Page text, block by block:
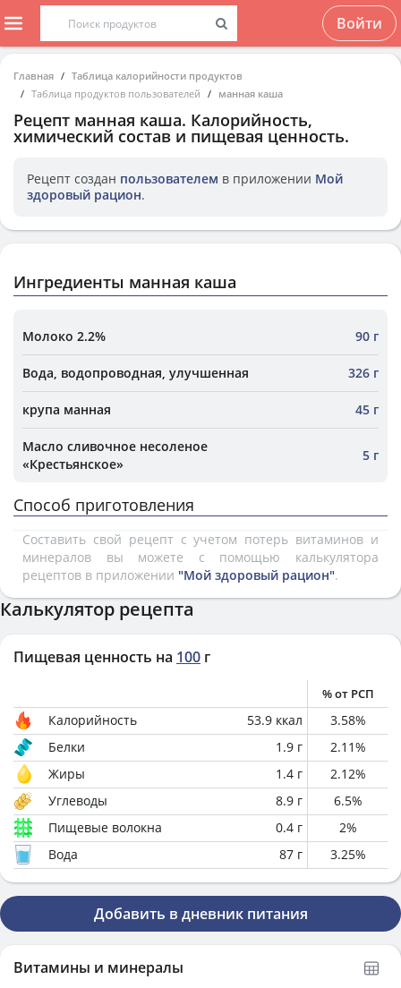
Войти
Главная
Таблица калорийности продуктов
Таблица продуктов пользователей
манная каша
Рецепт манная каша. Калорийность,
химический состав и пищевая ценность.
Рецепт создан пользователем в приложении Мой
здоровый рацион.
Ингредиенты манная каша
Молоко 2.2% 90 г
Вода, водопроводная, улучшенная 326 г
крупа манная 45 г
Масло сливочное несоленое
«Крестьянское»
5 г
Способ приготовления
Составить свой рецепт с учетом потерь витаминов и
минералов вы можете с помощью калькулятора
рецептов в приложении "Мой здоровый рацион".
Калькулятор рецепта
Пищевая ценность на 100 г
% от РСП
Калорийность 53.9 ккал 3.58%
Белки
1.9 г 2.11%
Жиры
1.4 г 2.12%
Углеводы
8.9 г 6.5%
Пищевые волокна
0.4 г 2%
Вода
87 г 3.25%
Добавить в дневник питания
Витамины и минералы